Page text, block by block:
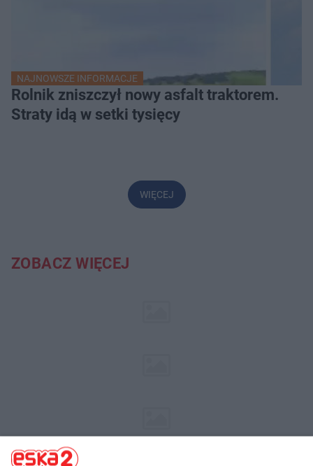
NAJNOWSZE INFORMACJE
Rolnik zniszczył nowy asfalt traktorem.
Straty idą w setki tysięcy
WIĘCEJ
ZOBACZ WIĘCEJ